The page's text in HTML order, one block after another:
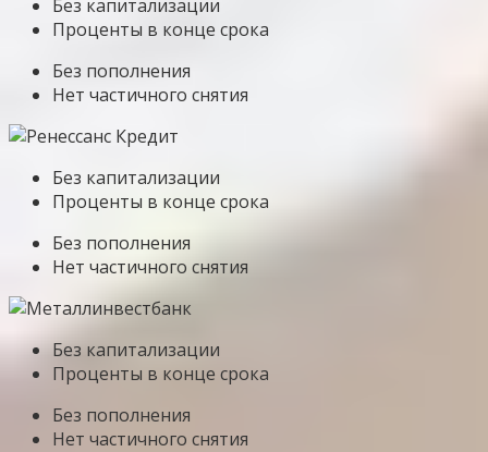
Без капитализации
Проценты в конце срока
Без пополнения
Нет частичного снятия
Без капитализации
Проценты в конце срока
Без пополнения
Нет частичного снятия
Без капитализации
Проценты в конце срока
Без пополнения
Нет частичного снятия